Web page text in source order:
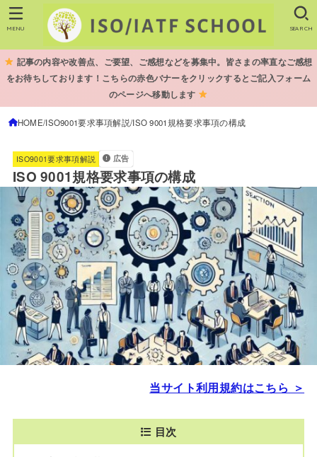
SEARCH
MENU
記事の内容や改善点、ご要望、ご感想などを募集中。皆さまの率直なご感想
をお待ちしております！こちらの赤色バナーをクリックするとご記入フォーム
のページへ移動します
HOME ISO9001要求事項解説 ISO 9001規格要求事項の構成
ISO9001要求事項解説 広告
ISO 9001規格要求事項の構成
当サイト利用規約はこちら ＞
目次